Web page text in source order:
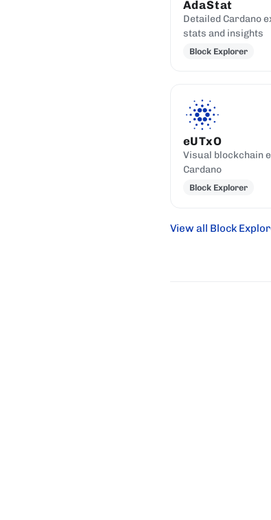
AdaStat
Detailed Cardano
stats and insights
Block Explorer
eUTxO
Visual blockchain
Cardano
Block Explorer
View all Block